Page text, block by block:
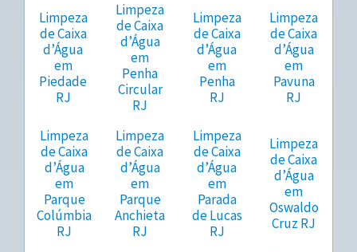
Limpeza
de Caixa
d’Água
em
Piedade
RJ
Limpeza
de Caixa
d’Água
em
Penha
Circular
RJ
Limpeza
de Caixa
d’Água
em
Penha
RJ
Limpeza
de Caixa
d’Água
em
Pavuna
RJ
Limpeza
de Caixa
d’Água
em
Parque
Colúmbia
RJ
Limpeza
de Caixa
d’Água
em
Parque
Anchieta
RJ
Limpeza
de Caixa
d’Água
em
Parada
de Lucas
RJ
Limpeza
de Caixa
d’Água
em
Oswaldo
Cruz RJ